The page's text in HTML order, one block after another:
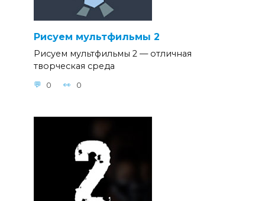
Рисуем мультфильмы 2
Рисуем мультфильмы 2 — отличная
творческая среда
0 0